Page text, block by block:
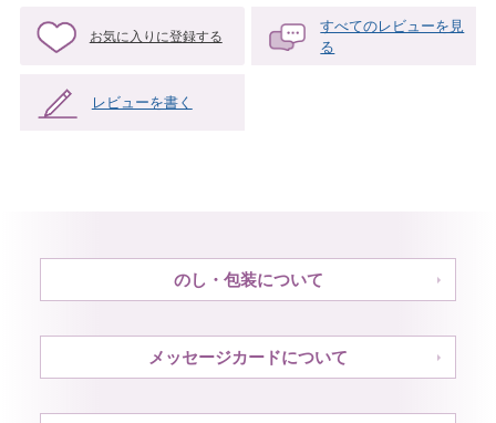
お気に入りに登録する
すべてのレビューを見
る
レビューを書く
のし・包装について
メッセージカードについて